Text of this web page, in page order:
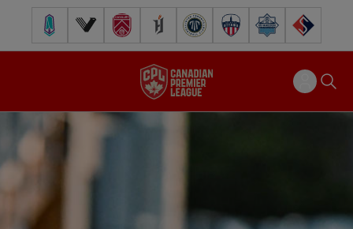
Pacific FC Vancouver FCCavalry FC Forge FC Inter Toronto FCAtlético OttawaHalifax Wanderers
FC Supra